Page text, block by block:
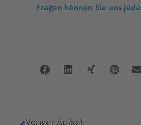
Fragen können Sie uns
Voriger Artikel